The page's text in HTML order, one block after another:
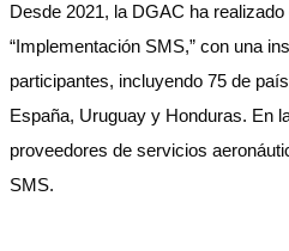
Desde 2021, la DGAC ha
“Implementación SMS,” con una
participantes, incluyendo 75 de
España, Uruguay y Honduras. En
proveedores de servicios
SMS.